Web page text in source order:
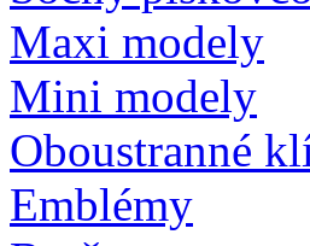
Maxi modely
Mini modely
Oboustranné
Emblémy